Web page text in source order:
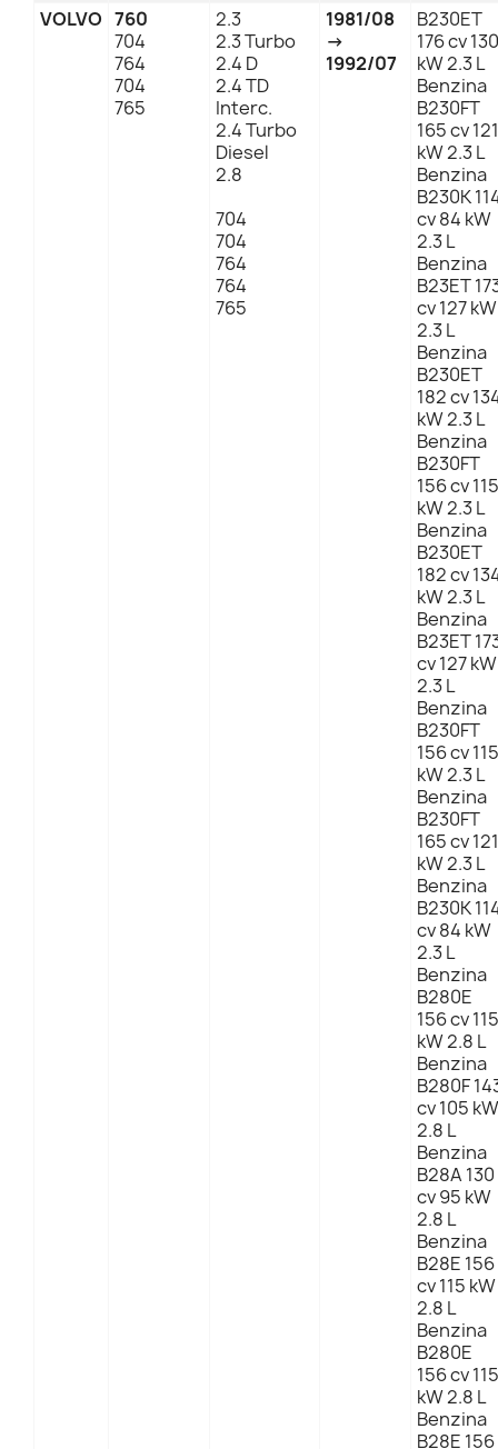
VOLVO 760
704
764
704
765
2.3
2.3 Turbo
2.4 D
2.4 TD
Interc.
2.4 Turbo
Diesel
2.8
704
704
764
764
765
1981/08
→
1992/07
B230ET
176 cv 130
kW 2.3 L
Benzina
B230FT
165 cv 121
kW 2.3 L
Benzina
B230K
cv 84 kW
2.3 L
Benzina
B23ET
cv 127 kW
2.3 L
Benzina
B230ET
182 cv
kW 2.3 L
Benzina
B230FT
156 cv 115
kW 2.3 L
Benzina
B230ET
182 cv
kW 2.3 L
Benzina
B23ET
cv 127 kW
2.3 L
Benzina
B230FT
156 cv 115
kW 2.3 L
Benzina
B230FT
165 cv 121
kW 2.3 L
Benzina
B230K
cv 84 kW
2.3 L
Benzina
B280E
156 cv 115
kW 2.8 L
Benzina
B280F
cv 105 kW
2.8 L
Benzina
B28A 130
cv 95 kW
2.8 L
Benzina
B28E 156
cv 115 kW
2.8 L
Benzina
B280E
156 cv 115
kW 2.8 L
Benzina
B28E 156